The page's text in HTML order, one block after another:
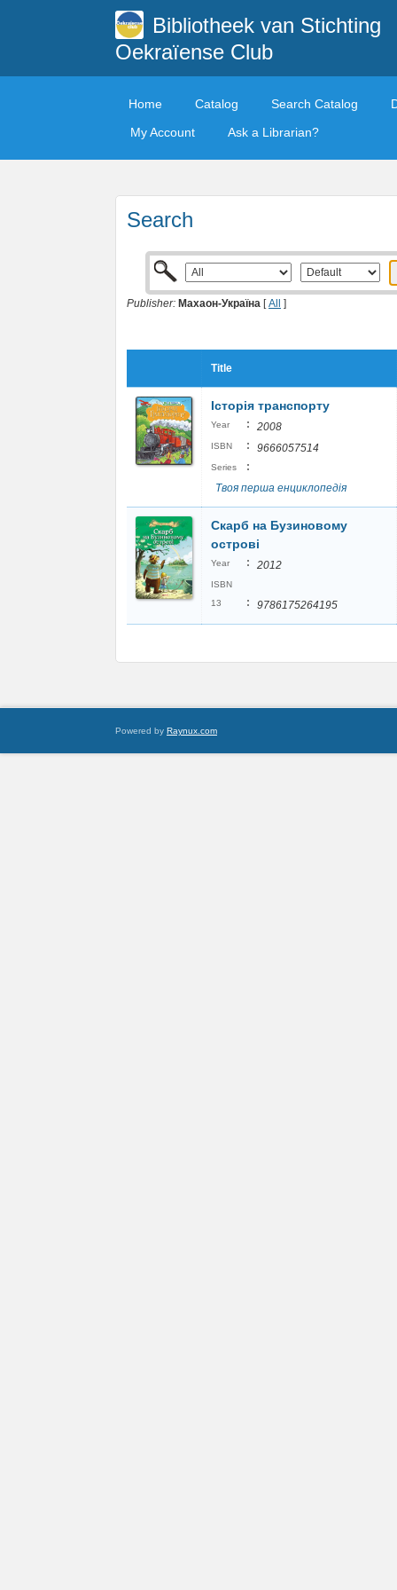
Bibliotheek van Stichting
Oekraïense Club
Home Catalog Search Catalog
My Account
Ask a Librarian?
Search
Publisher: Махаон-Україна [All ]
Title
Історія транспорту
Year : 2008
ISBN : 9666057514
Series
:
Твоя перша енциклопедія
Скарб на Бузиновому
острові
Year : 2012
ISBN
13
: 9786175264195
Powered by Raynux.com